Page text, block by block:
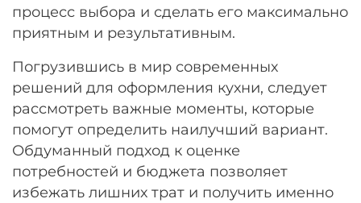
процесс выбора и сделать его максимально
приятным и результативным.
Погрузившись в мир современных
решений для оформления кухни, следует
рассмотреть важные моменты, которые
помогут определить наилучший вариант.
Обдуманный подход к оценке
потребностей и бюджета позволяет
избежать лишних трат и получить именно